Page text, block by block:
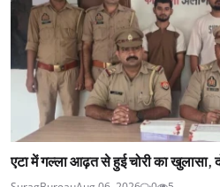
एटा में गल्ला आढ़त से हुई चोरी का खुलासा,